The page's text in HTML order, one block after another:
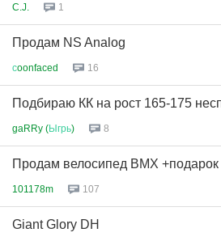
C.J. 1
Продам NS Analog
сoonfaced 16
Подбираю КК на рост 165-175
gaRRy (Ыгрь) 8
Продам велосипед ВМХ +подарок
101178m 107
Giant Glory DH